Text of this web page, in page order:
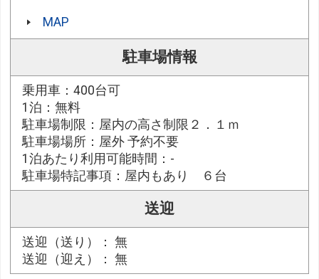
MAP
駐車場情報
乗用車：400台可
1泊：無料
駐車場制限：屋内の高さ制限２．１ｍ
駐車場場所：屋外 予約不要
1泊あたり利用可能時間：-
駐車場特記事項：屋内もあり ６台
送迎
送迎（送り）： 無
送迎（迎え）： 無